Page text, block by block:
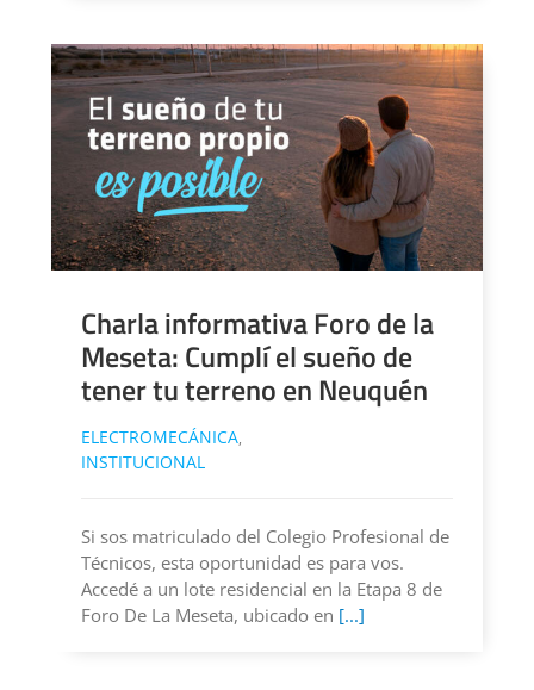
Charla informativa Foro de la
Meseta: Cumplí el sueño de
tener tu terreno en Neuquén
ELECTROMECÁNICA,
INSTITUCIONAL
Si sos matriculado del Colegio Profesional de
Técnicos, esta oportunidad es para vos.
Accedé a un lote residencial en la Etapa 8 de
Foro De La Meseta, ubicado en [...]